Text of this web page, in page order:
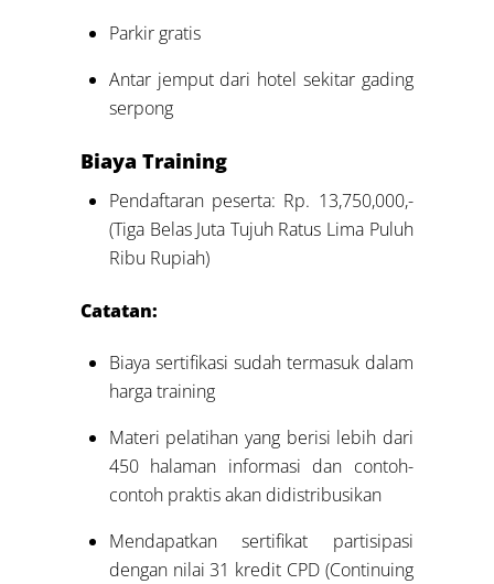
Parkir gratis
Antar jemput dari hotel sekitar gading
serpong
Biaya Training
Pendaftaran peserta: Rp. 13,750,000,-
(Tiga Belas Juta Tujuh Ratus Lima Puluh
Ribu Rupiah)
Catatan:
Biaya sertifikasi sudah termasuk dalam
harga training
Materi pelatihan yang berisi lebih dari
450 halaman informasi dan contoh-
contoh praktis akan didistribusikan
Mendapatkan sertifikat partisipasi
dengan nilai 31 kredit CPD (Continuing